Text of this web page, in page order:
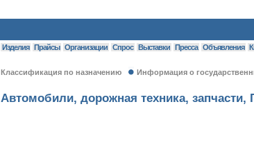
Изделия Прайсы Организации Спрос Выставки Пресса Объявления
Классификация по назначению Информация о
Автомобили, дорожная техника,